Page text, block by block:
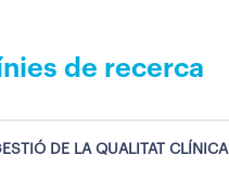
de recerca
DE LA QUALITAT CLÍNICA